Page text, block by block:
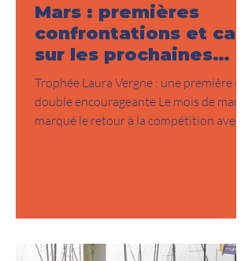
Mars : premières
confrontations et cap
sur les prochaines
échéances
Trophée Laura Vergne : une première en
double encourageante Le mois de mars a
marqué le retour à la compétition avec le
particulièrement relevée. Le circuit
noms de la course au large, des marins